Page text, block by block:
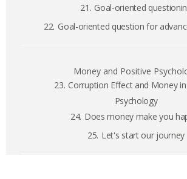
21. Goal-oriented
22. Goal-oriented question for
Money and Positive
23. Corruption Effect and Money
Psychology
24. Does money make you
25. Let's start our journey